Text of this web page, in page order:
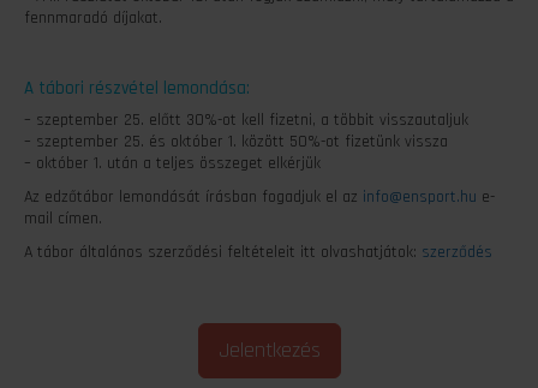
fizetendő jelentkezési összegtől függetlenül.
A tábori részvétel lemondása:
– szeptember 25. előtt 30%-ot kell fizetni, a többit visszautaljuk
– szeptember 25. és október 1. között 50%-ot fizetünk vissza
– október 1. után a teljes összeget elkérjük
Az edzőtábor lemondását írásban fogadjuk el azinfo@ensport.hue-